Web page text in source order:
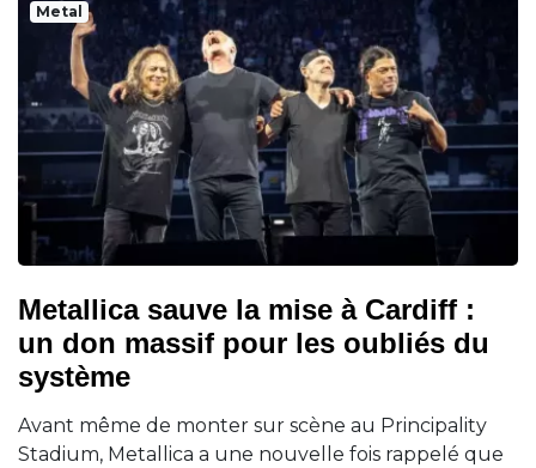
Metal
Metallica sauve la mise à Cardiff :
un don massif pour les oubliés du
système
Avant même de monter sur scène au Principality
Stadium, Metallica a une nouvelle fois rappelé que